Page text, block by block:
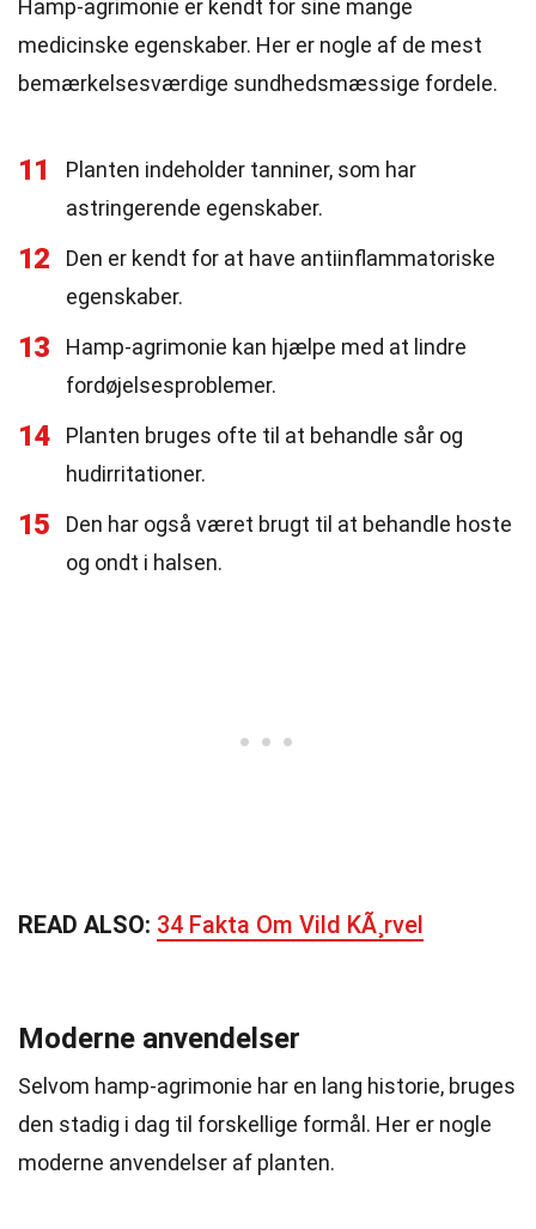
Hamp-agrimonie er kendt for sine mange
medicinske egenskaber. Her er nogle af de mest
bemærkelsesværdige sundhedsmæssige fordele.
11
Planten indeholder tanniner, som har
astringerende egenskaber.
12
Den er kendt for at have antiinflammatoriske
egenskaber.
13
Hamp-agrimonie kan hjælpe med at lindre
fordøjelsesproblemer.
14
Planten bruges ofte til at behandle sår og
hudirritationer.
15
Den har også været brugt til at behandle hoste
og ondt i halsen.
READ ALSO: 34 Fakta Om Vild KÃ¸rvel
Moderne anvendelser
Selvom hamp-agrimonie har en lang historie, bruges
den stadig i dag til forskellige formål. Her er nogle
moderne anvendelser af planten.